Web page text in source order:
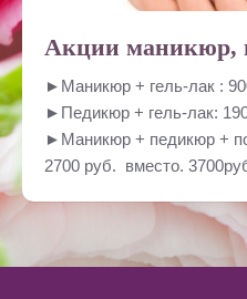
Акции маникюр,
►Маникюр + гель-лак :
►Педикюр + гель-лак:
►Маникюр + педикюр +
2700 руб. вместо.